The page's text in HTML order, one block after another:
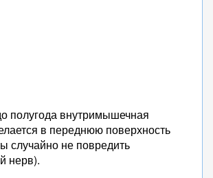
полугода внутримышечная
в переднюю поверхность
случайно не повредить
нерв).